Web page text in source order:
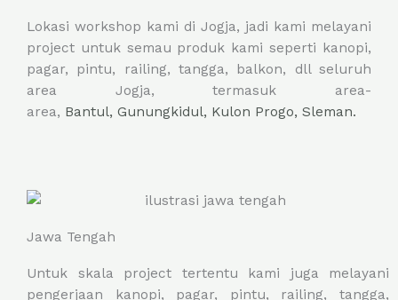
Lokasi workshop kami di Jogja, jadi kami melayani
project untuk semau produk kami seperti kanopi,
pagar, pintu, railing, tangga, balkon, dll seluruh
area Jogja, termasuk area-
area, Bantul, Gunungkidul, Kulon Progo, Sleman.
Jawa Tengah
Untuk skala project tertentu kami juga melayani
pengerjaan kanopi, pagar, pintu, railing, tangga,